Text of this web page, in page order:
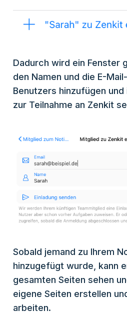
Dadurch wird ein Fenster
den Namen und die E-
Benutzers hinzufügen und
zur Teilnahme an Zenkit
Sobald jemand zu Ihrem
hinzugefügt wurde, kann
gesamten Seiten sehen
eigene Seiten erstellen
arbeiten.